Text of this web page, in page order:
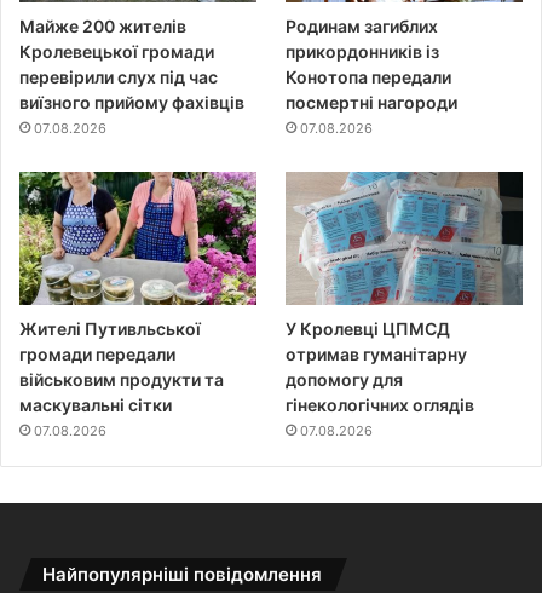
Майже 200 жителів
Кролевецької громади
перевірили слух під час
виїзного прийому фахівців
07.08.2026
Родинам загиблих
прикордонників із
Конотопа передали
посмертні нагороди
07.08.2026
Жителі Путивльської
громади передали
військовим продукти та
маскувальні сітки
07.08.2026
У Кролевці ЦПМСД
отримав гуманітарну
допомогу для
гінекологічних оглядів
07.08.2026
Найпопулярніші повідомлення